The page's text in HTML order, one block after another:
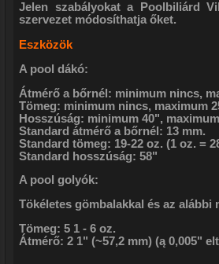
Jelen szabályokat a Poolbiliárd
szervezet módosíthatja őket.
Eszközök
A pool dákó:
Átmérő a bőrnél: minimum nincs,
Tömeg: minimum nincs, maximum
Hosszúság: minimum 40",
Standard átmérő a bőrnél: 13 mm.
Standard tömeg: 19-22 oz. (1 oz. =
Standard hosszúság: 58"
A pool golyók:
Tökéletes gömbalakkal és az
Tömeg: 5 1 - 6 oz.
Átmérő: 2 1" (~57,2 mm) (ą 0,005"